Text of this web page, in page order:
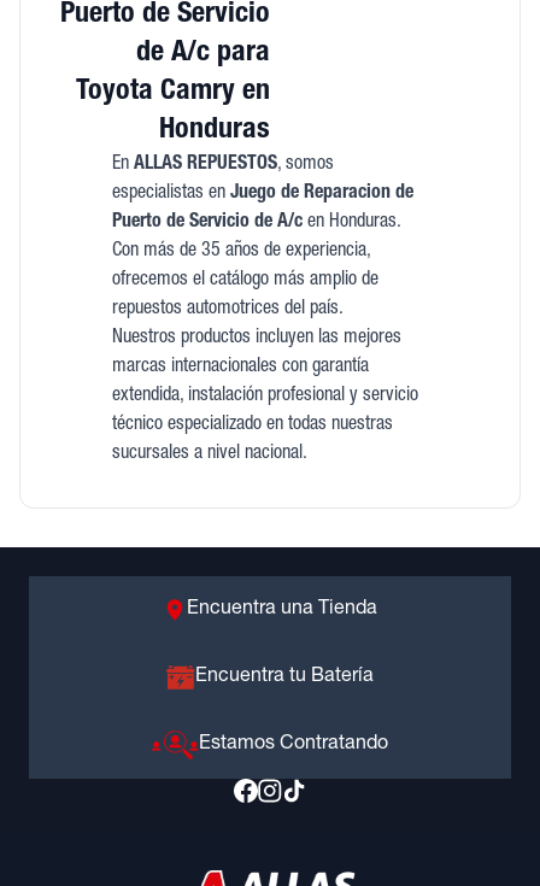
Puerto de Servicio
de A/c para
Toyota Camry en
Honduras
En ALLAS REPUESTOS, somos
especialistas en Juego de Reparacion de
Puerto de Servicio de A/cen Honduras.
Con más de 35 años de experiencia,
ofrecemos el catálogo más amplio de
repuestos automotrices del país.
Nuestros productos incluyen las mejores
marcas internacionales con garantía
extendida, instalación profesional y servicio
técnico especializado en todas nuestras
sucursales a nivel nacional.
Encuentra una Tienda
Encuentra tu Batería
Estamos Contratando